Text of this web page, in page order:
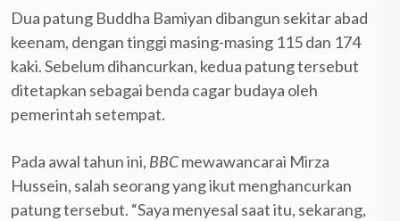
Dua patung Buddha Bamiyan dibangun sekitar abad
keenam, dengan tinggi masing-masing 115 dan 174
kaki. Sebelum dihancurkan, kedua patung tersebut
ditetapkan sebagai benda cagar budaya oleh
pemerintah setempat.
Pada awal tahun ini, BBCmewawancarai Mirza
Hussein, salah seorang yang ikut menghancurkan
patung tersebut. “Saya menyesal saat itu, sekarang,